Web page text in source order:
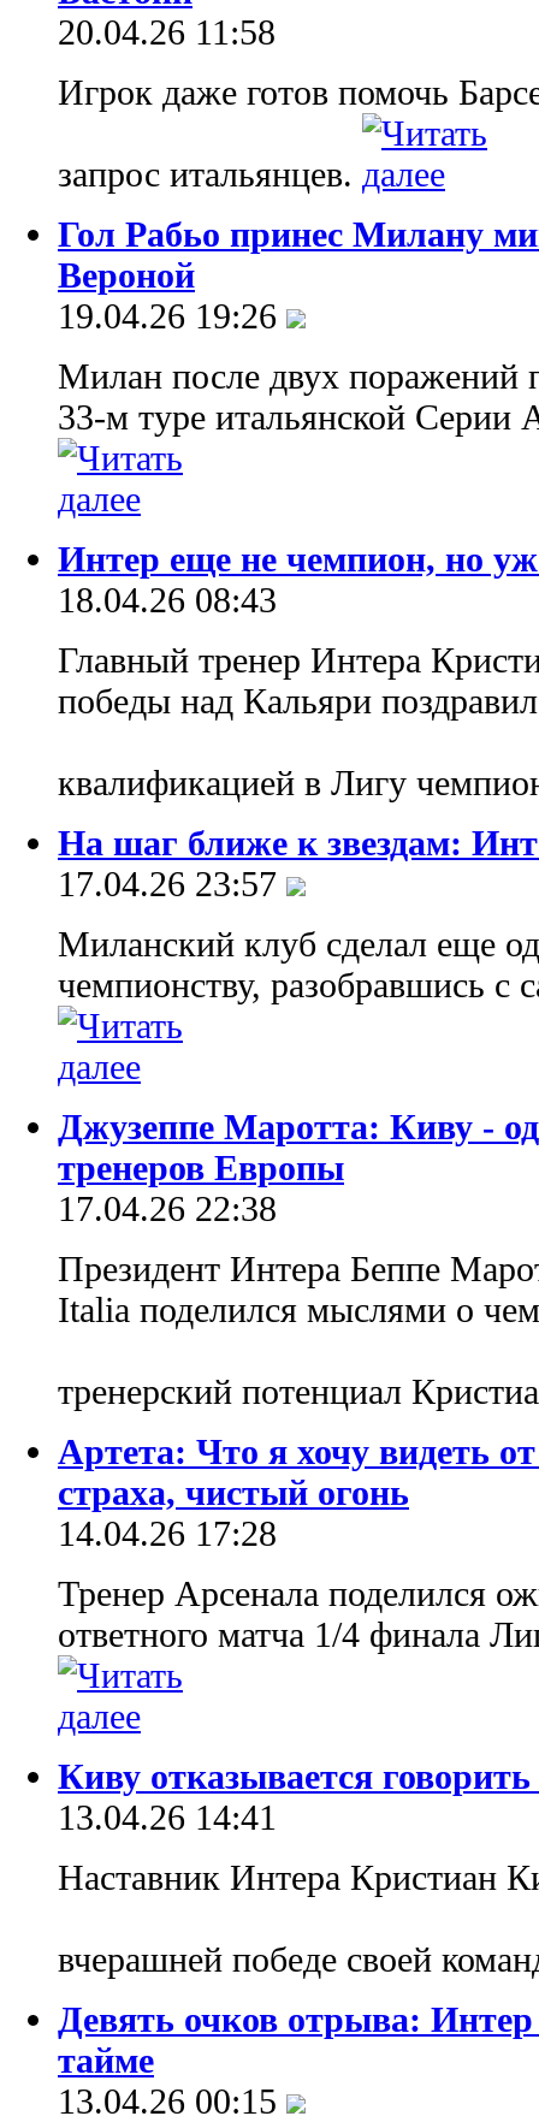
20.04.26 11:58
Игрок даже готов помочь
запрос итальянцев.
Гол Рабьо принес Милану
Вероной
19.04.26 19:26
Милан после двух поражений
33-м туре итальянской Серии
Интер еще не чемпион, но
18.04.26 08:43
Главный тренер Интера
победы над Кальяри
квалификацией в Лигу
На шаг ближе к звездам:
17.04.26 23:57
Миланский клуб сделал еще
чемпионству, разобравшись с
Джузеппе Маротта: Киву -
тренеров Европы
17.04.26 22:38
Президент Интера Беппе
Italia поделился мыслями о
тренерский потенциал
Артета: Что я хочу видеть
страха, чистый огонь
14.04.26 17:28
Тренер Арсенала поделился
ответного матча 1/4 финала
Киву отказывается
13.04.26 14:41
Наставник Интера Кристиан
вчерашней победе своей
Девять очков отрыва:
тайме
13.04.26 00:15